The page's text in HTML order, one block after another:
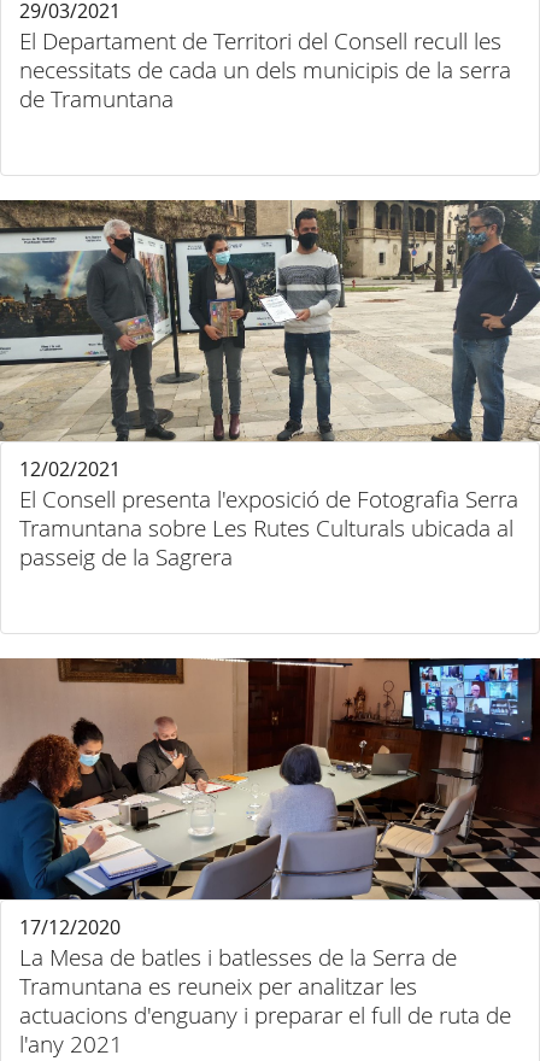
El Departament de Territori del Consell recull les
necessitats de cada un dels municipis de la serra
de Tramuntana
29/03/2021
El Consell presenta l'exposició de Fotografia Serra
Tramuntana sobre Les Rutes Culturals ubicada al
passeig de la Sagrera
12/02/2021
La Mesa de batles i batlesses de la Serra de
Tramuntana es reuneix per analitzar les
actuacions d'enguany i preparar el full de ruta de
l'any 2021
17/12/2020